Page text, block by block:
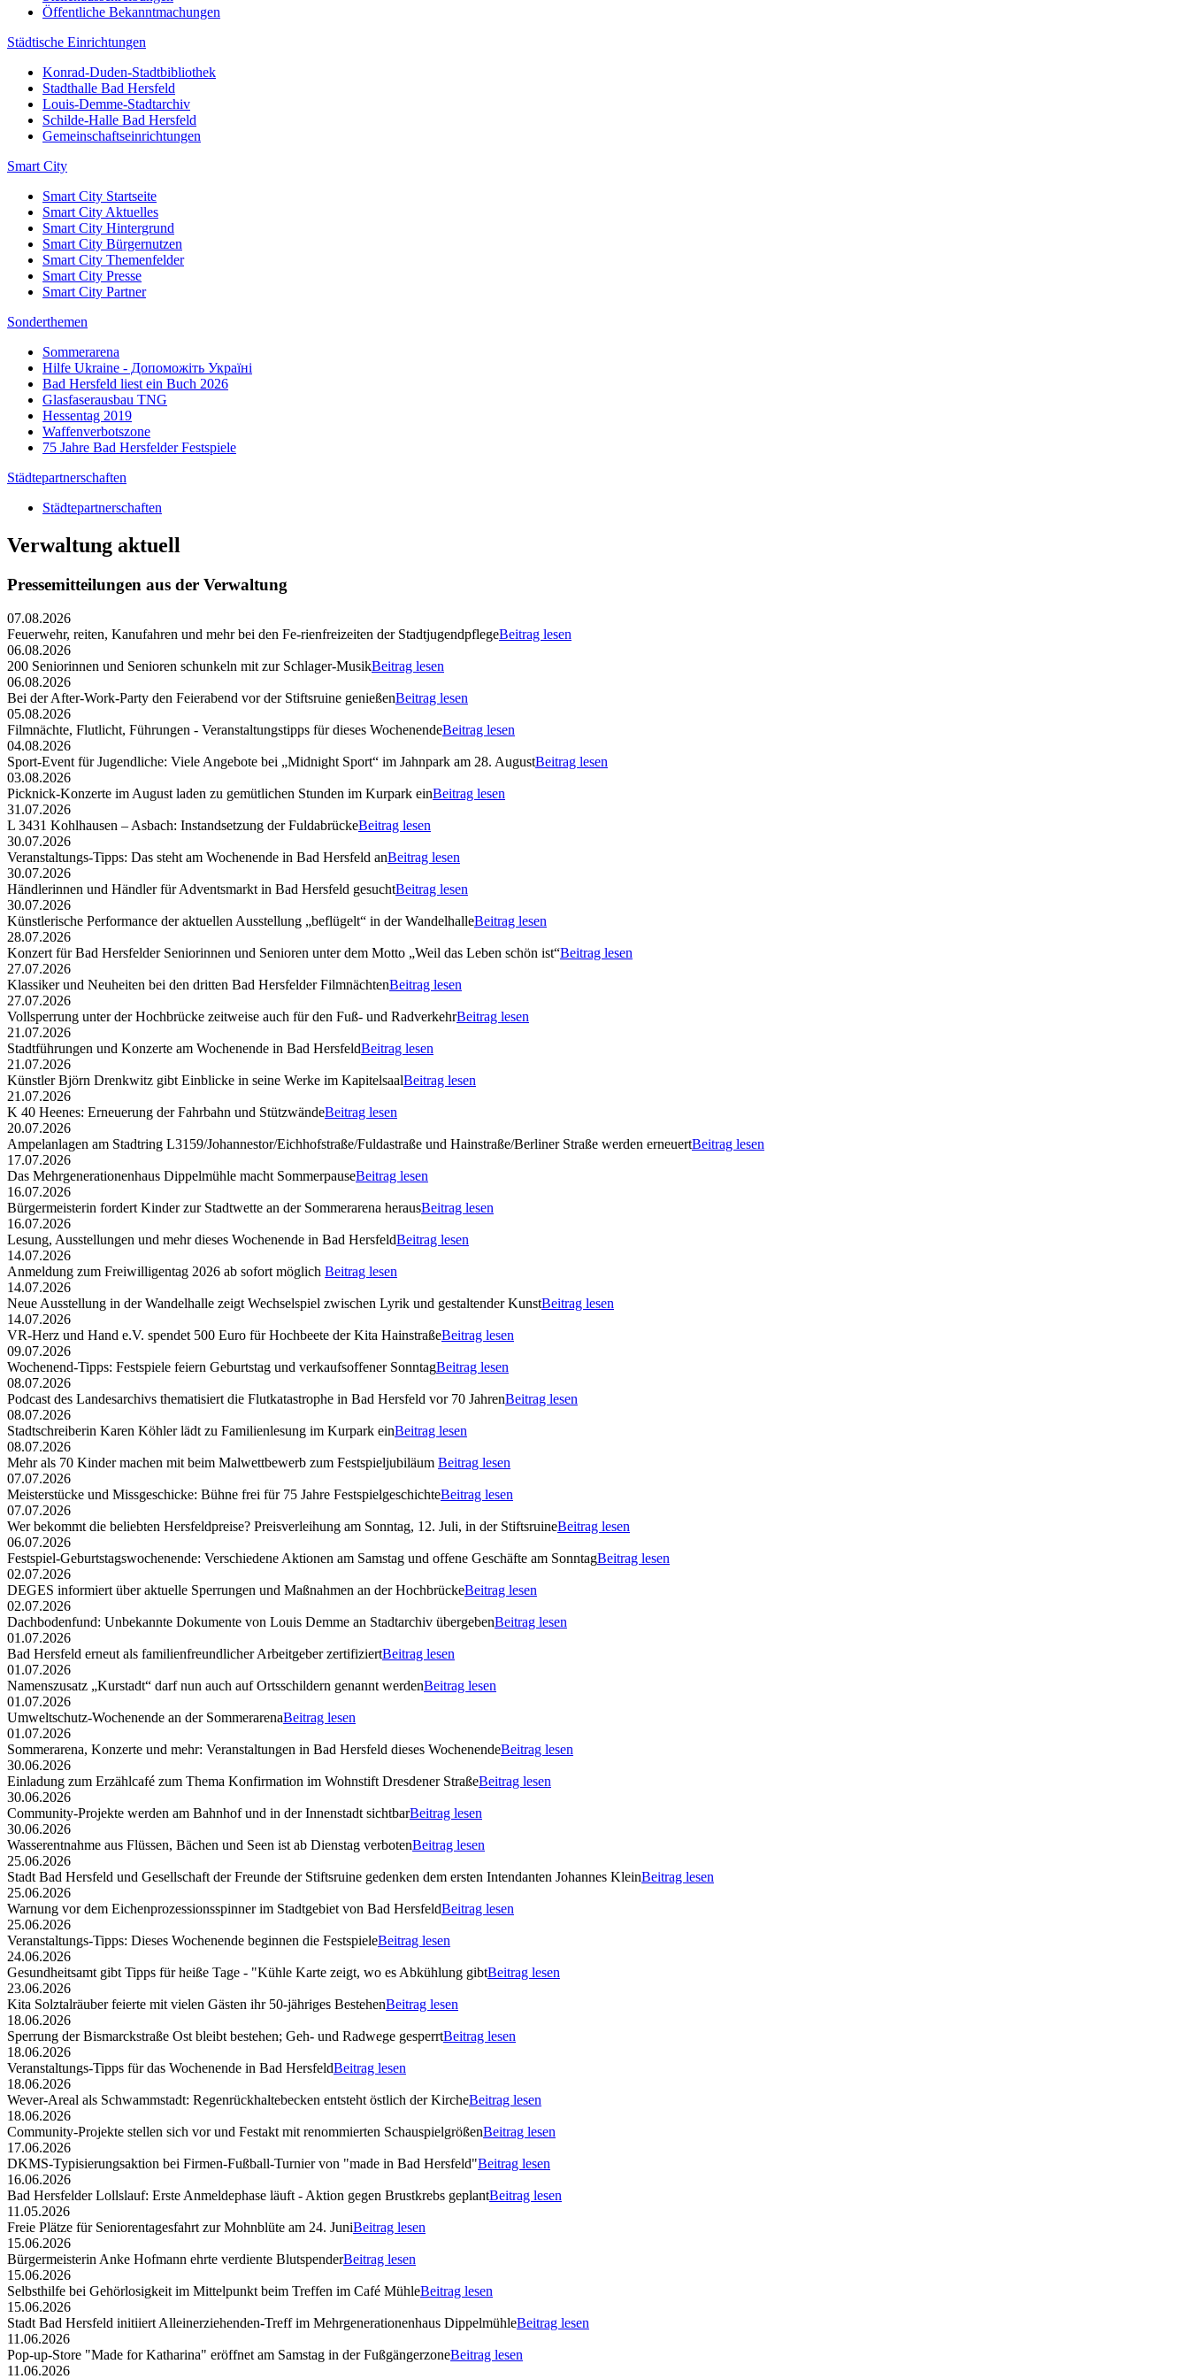
Öffentliche Bekanntmachungen
Städtische Einrichtungen
Konrad-Duden-Stadtbibliothek
Stadthalle Bad Hersfeld
Louis-Demme-Stadtarchiv
Schilde-Halle Bad Hersfeld
Gemeinschaftseinrichtungen
Smart City
Smart City Startseite
Smart City Aktuelles
Smart City Hintergrund
Smart City Bürgernutzen
Smart City Themenfelder
Smart City Presse
Smart City Partner
Sonderthemen
Sommerarena
Hilfe Ukraine - Допоможіть Україні
Bad Hersfeld liest ein Buch 2026
Glasfaserausbau TNG
Hessentag 2019
Waffenverbotszone
75 Jahre Bad Hersfelder Festspiele
Städtepartnerschaften
Städtepartnerschaften
Verwaltung aktuell
Pressemitteilungen aus der Verwaltung
07.08.2026
Feuerwehr, reiten, Kanufahren und mehr bei den Fe-rienfreizeiten der StadtjugendpflegeBeitrag lesen
06.08.2026
200 Seniorinnen und Senioren schunkeln mit zur Schlager-MusikBeitrag lesen
06.08.2026
Bei der After-Work-Party den Feierabend vor der Stiftsruine genießenBeitrag lesen
05.08.2026
Filmnächte, Flutlicht, Führungen - Veranstaltungstipps für dieses WochenendeBeitrag lesen
04.08.2026
Sport-Event für Jugendliche: Viele Angebote bei „Midnight Sport“ im Jahnpark am 28. AugustBeitrag lesen
03.08.2026
Picknick-Konzerte im August laden zu gemütlichen Stunden im Kurpark einBeitrag lesen
31.07.2026
L 3431 Kohlhausen – Asbach: Instandsetzung der FuldabrückeBeitrag lesen
30.07.2026
Veranstaltungs-Tipps: Das steht am Wochenende in Bad Hersfeld anBeitrag lesen
30.07.2026
Händlerinnen und Händler für Adventsmarkt in Bad Hersfeld gesuchtBeitrag lesen
30.07.2026
Künstlerische Performance der aktuellen Ausstellung „beflügelt“ in der WandelhalleBeitrag lesen
28.07.2026
Konzert für Bad Hersfelder Seniorinnen und Senioren unter dem Motto „Weil das Leben schön ist“Beitrag lesen
27.07.2026
Klassiker und Neuheiten bei den dritten Bad Hersfelder FilmnächtenBeitrag lesen
27.07.2026
Vollsperrung unter der Hochbrücke zeitweise auch für den Fuß- und RadverkehrBeitrag lesen
21.07.2026
Stadtführungen und Konzerte am Wochenende in Bad HersfeldBeitrag lesen
21.07.2026
Künstler Björn Drenkwitz gibt Einblicke in seine Werke im KapitelsaalBeitrag lesen
21.07.2026
K 40 Heenes: Erneuerung der Fahrbahn und StützwändeBeitrag lesen
20.07.2026
Ampelanlagen am Stadtring L3159/Johannestor/Eichhofstraße/Fuldastraße und Hainstraße/Berliner Straße werden erneuertBeitrag lesen
17.07.2026
Das Mehrgenerationenhaus Dippelmühle macht SommerpauseBeitrag lesen
16.07.2026
Bürgermeisterin fordert Kinder zur Stadtwette an der Sommerarena herausBeitrag lesen
16.07.2026
Lesung, Ausstellungen und mehr dieses Wochenende in Bad HersfeldBeitrag lesen
14.07.2026
Anmeldung zum Freiwilligentag 2026 ab sofort möglich Beitrag lesen
14.07.2026
Neue Ausstellung in der Wandelhalle zeigt Wechselspiel zwischen Lyrik und gestaltender KunstBeitrag lesen
14.07.2026
VR-Herz und Hand e.V. spendet 500 Euro für Hochbeete der Kita HainstraßeBeitrag lesen
09.07.2026
Wochenend-Tipps: Festspiele feiern Geburtstag und verkaufsoffener SonntagBeitrag lesen
08.07.2026
Podcast des Landesarchivs thematisiert die Flutkatastrophe in Bad Hersfeld vor 70 JahrenBeitrag lesen
08.07.2026
Stadtschreiberin Karen Köhler lädt zu Familienlesung im Kurpark einBeitrag lesen
08.07.2026
Mehr als 70 Kinder machen mit beim Malwettbewerb zum Festspieljubiläum Beitrag lesen
07.07.2026
Meisterstücke und Missgeschicke: Bühne frei für 75 Jahre FestspielgeschichteBeitrag lesen
07.07.2026
Wer bekommt die beliebten Hersfeldpreise? Preisverleihung am Sonntag, 12. Juli, in der StiftsruineBeitrag lesen
06.07.2026
Festspiel-Geburtstagswochenende: Verschiedene Aktionen am Samstag und offene Geschäfte am SonntagBeitrag lesen
02.07.2026
DEGES informiert über aktuelle Sperrungen und Maßnahmen an der HochbrückeBeitrag lesen
02.07.2026
Dachbodenfund: Unbekannte Dokumente von Louis Demme an Stadtarchiv übergebenBeitrag lesen
01.07.2026
Bad Hersfeld erneut als familienfreundlicher Arbeitgeber zertifiziertBeitrag lesen
01.07.2026
Namenszusatz „Kurstadt“ darf nun auch auf Ortsschildern genannt werdenBeitrag lesen
01.07.2026
Umweltschutz-Wochenende an der SommerarenaBeitrag lesen
01.07.2026
Sommerarena, Konzerte und mehr: Veranstaltungen in Bad Hersfeld dieses WochenendeBeitrag lesen
30.06.2026
Einladung zum Erzählcafé zum Thema Konfirmation im Wohnstift Dresdener StraßeBeitrag lesen
30.06.2026
Community-Projekte werden am Bahnhof und in der Innenstadt sichtbarBeitrag lesen
30.06.2026
Wasserentnahme aus Flüssen, Bächen und Seen ist ab Dienstag verbotenBeitrag lesen
25.06.2026
Stadt Bad Hersfeld und Gesellschaft der Freunde der Stiftsruine gedenken dem ersten Intendanten Johannes KleinBeitrag lesen
25.06.2026
Warnung vor dem Eichenprozessionsspinner im Stadtgebiet von Bad HersfeldBeitrag lesen
25.06.2026
Veranstaltungs-Tipps: Dieses Wochenende beginnen die FestspieleBeitrag lesen
24.06.2026
Gesundheitsamt gibt Tipps für heiße Tage - "Kühle Karte zeigt, wo es Abkühlung gibtBeitrag lesen
23.06.2026
Kita Solztalräuber feierte mit vielen Gästen ihr 50-jähriges BestehenBeitrag lesen
18.06.2026
Sperrung der Bismarckstraße Ost bleibt bestehen; Geh- und Radwege gesperrtBeitrag lesen
18.06.2026
Veranstaltungs-Tipps für das Wochenende in Bad HersfeldBeitrag lesen
18.06.2026
Wever-Areal als Schwammstadt: Regenrückhaltebecken entsteht östlich der KircheBeitrag lesen
18.06.2026
Community-Projekte stellen sich vor und Festakt mit renommierten SchauspielgrößenBeitrag lesen
17.06.2026
DKMS-Typisierungsaktion bei Firmen-Fußball-Turnier von "made in Bad Hersfeld"Beitrag lesen
16.06.2026
Bad Hersfelder Lollslauf: Erste Anmeldephase läuft - Aktion gegen Brustkrebs geplantBeitrag lesen
11.05.2026
Freie Plätze für Seniorentagesfahrt zur Mohnblüte am 24. JuniBeitrag lesen
15.06.2026
Bürgermeisterin Anke Hofmann ehrte verdiente BlutspenderBeitrag lesen
15.06.2026
Selbsthilfe bei Gehörlosigkeit im Mittelpunkt beim Treffen im Café MühleBeitrag lesen
15.06.2026
Stadt Bad Hersfeld initiiert Alleinerziehenden-Treff im Mehrgenerationenhaus DippelmühleBeitrag lesen
11.06.2026
Pop-up-Store "Made for Katharina" eröffnet am Samstag in der FußgängerzoneBeitrag lesen
11.06.2026